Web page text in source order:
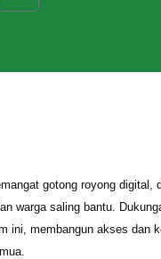
gotong royong digital,
warga saling bantu.
ini, membangun akses dan